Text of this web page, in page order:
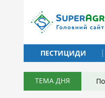
ПЕСТИЦИДИ
ТЕМА ДНЯ